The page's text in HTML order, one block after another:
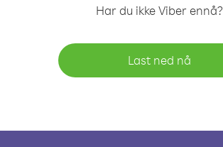
Har du ikke Viber ennå?
Last ned nå